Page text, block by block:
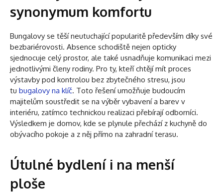
synonymum komfortu
Bungalovy se těší neutuchající popularitě především díky své
bezbariérovosti. Absence schodiště nejen opticky
sjednocuje celý prostor, ale také usnadňuje komunikaci mezi
jednotlivými členy rodiny. Pro ty, kteří chtějí mít proces
výstavby pod kontrolou bez zbytečného stresu, jsou
tu bugalovy na klíč. Toto řešení umožňuje budoucím
majitelům soustředit se na výběr vybavení a barev v
interiéru, zatímco technickou realizaci přebírají odborníci.
Výsledkem je domov, kde se plynule přechází z kuchyně do
obývacího pokoje a z něj přímo na zahradní terasu.
Útulné bydlení i na menší
ploše